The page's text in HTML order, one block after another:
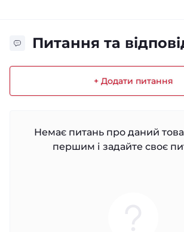
Питання та
+ Додати питання
Немає питань про даний
першим і задайте своє